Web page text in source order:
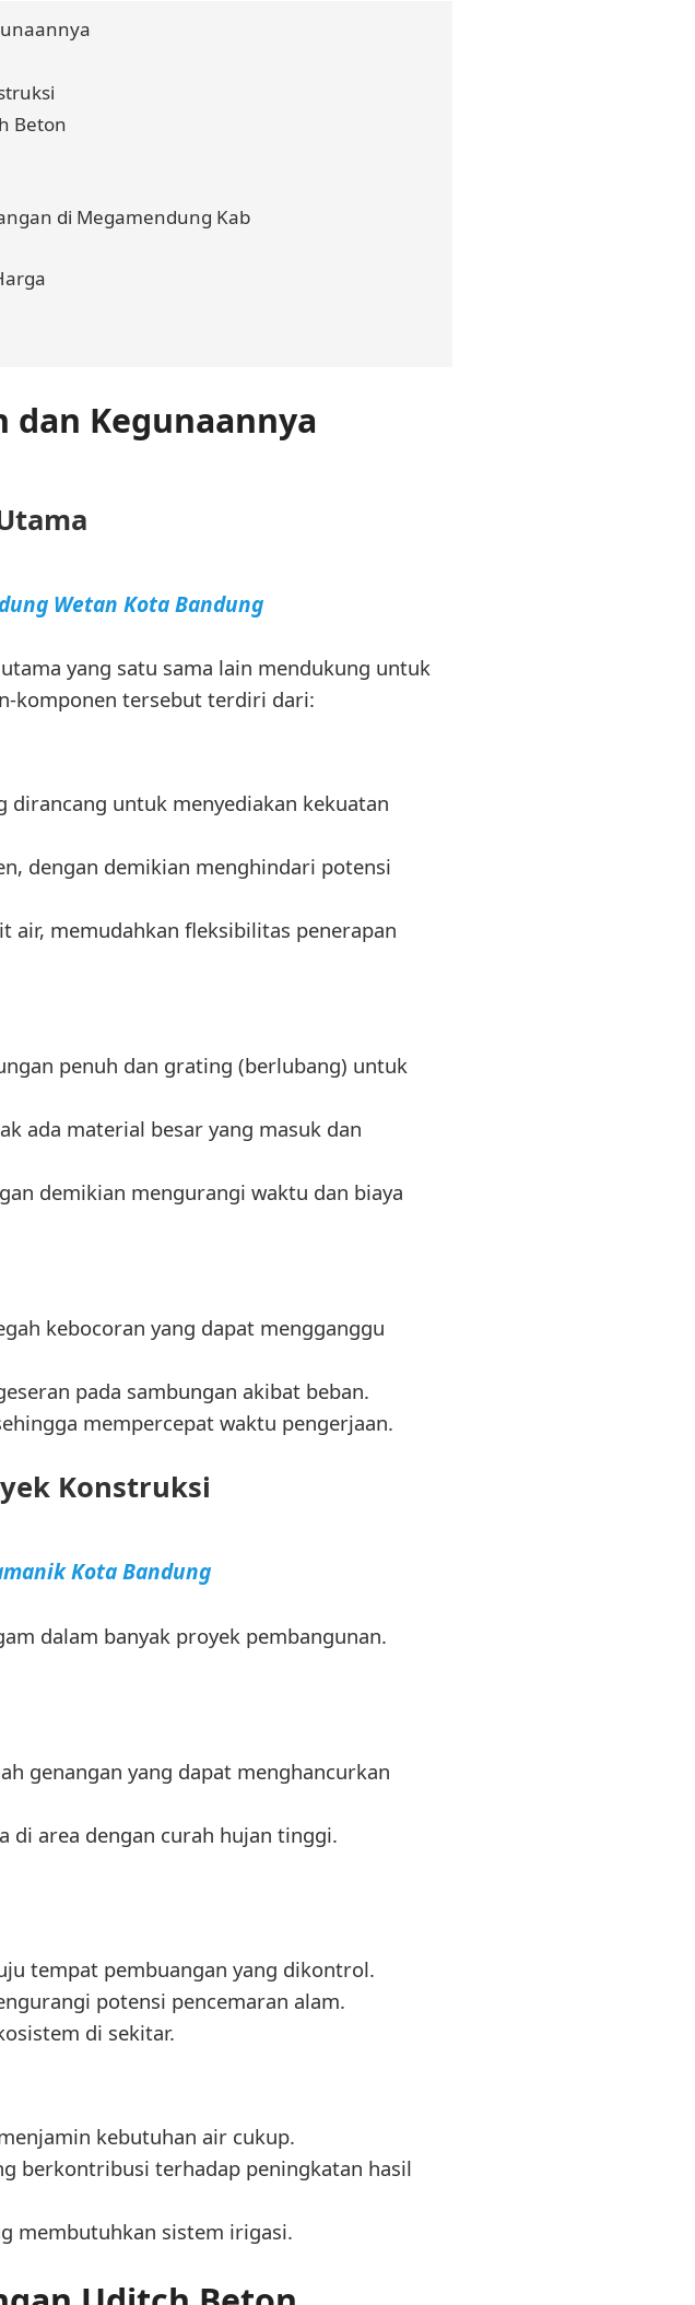
Beton
di Megamendung Kab
dan Kegunaannya
Wetan Kota Bandung
yang satu sama lain mendukung untuk
komponen tersebut terdiri dari:
dirancang untuk menyediakan kekuatan
dengan demikian menghindari potensi
air, memudahkan fleksibilitas penerapan
penuh dan grating (berlubang) untuk
ada material besar yang masuk dan
demikian mengurangi waktu dan biaya
kebocoran yang dapat mengganggu
pada sambungan akibat beban.
mempercepat waktu pengerjaan.
Konstruksi
Kota Bandung
dalam banyak proyek pembangunan.
genangan yang dapat menghancurkan
di area dengan curah hujan tinggi.
tempat pembuangan yang dikontrol.
potensi pencemaran alam.
di sekitar.
kebutuhan air cukup.
berkontribusi terhadap peningkatan hasil
membutuhkan sistem irigasi.